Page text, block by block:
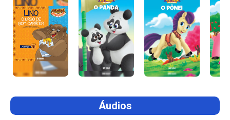
Áudios